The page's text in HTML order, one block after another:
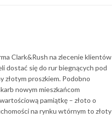
Clark&Rush na zlecenie klientów
dostać się do rur biegnących pod
złotym proszkiem. Podobno
nowym mieszkańcom
pamiątkę – złoto o
na rynku wtórnym to złoty